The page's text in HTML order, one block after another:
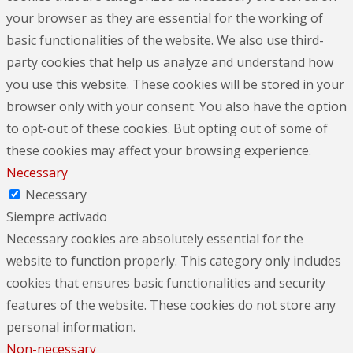
your browser as they are essential for the working of
basic functionalities of the website. We also use third-
party cookies that help us analyze and understand how
you use this website. These cookies will be stored in your
browser only with your consent. You also have the option
to opt-out of these cookies. But opting out of some of
these cookies may affect your browsing experience.
Necessary
Necessary
Siempre activado
Necessary cookies are absolutely essential for the
website to function properly. This category only includes
cookies that ensures basic functionalities and security
features of the website. These cookies do not store any
personal information.
Non-necessary